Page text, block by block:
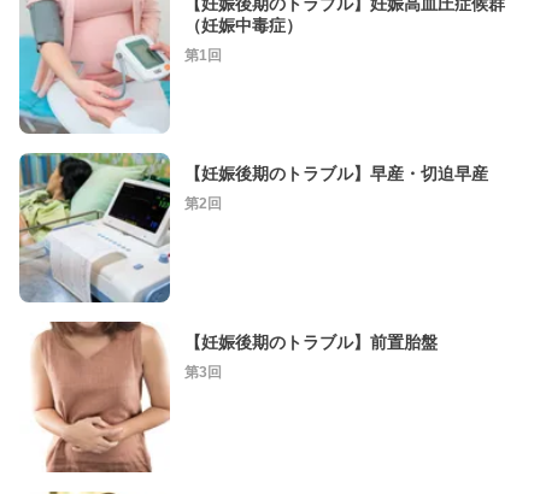
（妊娠中毒症）
第1回
【妊娠後期のトラブル】早産・切迫早産
第2回
【妊娠後期のトラブル】前置胎盤
第3回